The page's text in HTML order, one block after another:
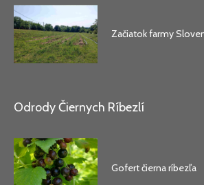
Začiatok farmy
Odrody Čiernych Ríbezlí
Gofert čierna ríbezľa